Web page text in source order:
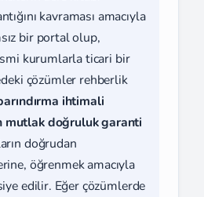
kavraması amacıyla
bir portal olup,
kurumlarla ticari bir
çözümler rehberlik
ihtimali
mutlak doğruluk garanti
doğrudan
öğrenmek amacıyla
edilir. Eğer çözümlerde